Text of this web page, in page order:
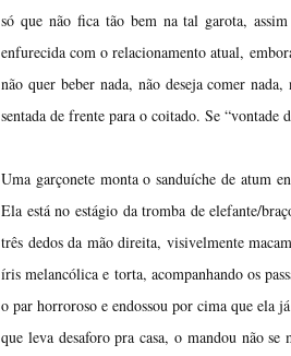
só que não fica tão bem na tal garota,
enfurecida com o relacionamento atual,
não quer beber nada, não deseja comer
sentada de frente para o coitado. Se “vontade
Uma garçonete monta o sanduíche de atum
Ela está no estágio da tromba de elefante/
três dedos da mão direita, visivelmente
íris melancólica e torta, acompanhando os
o par horroroso e endossou por cima que ela
que leva desaforo pra casa, o mandou não